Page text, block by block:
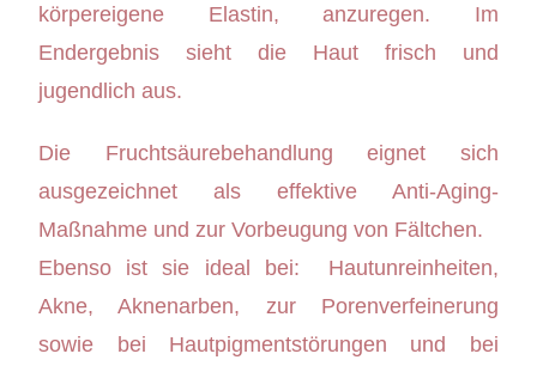
körpereigene Elastin, anzuregen. Im
Endergebnis sieht die Haut frisch und
jugendlich aus.
Die Fruchtsäurebehandlung eignet sich
ausgezeichnet als effektive Anti-Aging-
Maßnahme und zur Vorbeugung von Fältchen.
Ebenso ist sie ideal bei: Hautunreinheiten,
Akne, Aknenarben, zur Porenverfeinerung
sowie bei Hautpigmentstörungen und bei